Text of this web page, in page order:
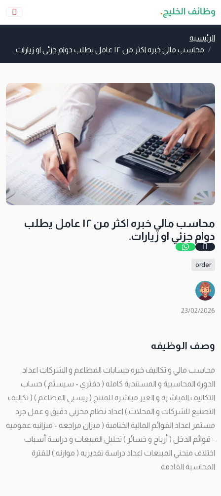
الرئيسيه
محاسب مالي خبره اكثر من ١٢ عامل يطلب دوام جزئي او زيارات.
محاسب مالي خبره اكثر من ١٢ عامل يطلب
دوام جزئي او زيارات.
order
23/02/2026
وصف الوظيفه
محاسب مالي و تكاليف خبره حسابات المطاعم و الشركات اعداد
الدورة المحاسبية و المستندية كامله ( دفتري - سيستم ) حساب
التكاليف المباشرة و الغير مباشره للمنتج ( ريسبي المطاعم ) ( تكاليف
التصنيع للشركات و المحلات ) اعداد نظام مخزني دقيق و عمل جرد
مستمر اعداد القوائم المالية الختامية ( ميزان مراجعه - ميزانيه عموميه
- قوائم الدخل ( أرباح و خسائر ) تحليل المبيعات و دراسة أسباب
اختلاف منحني المبيعات اعداد دراسة تقديريه ( موازنه ) للفترة
المحاسبة القادمة